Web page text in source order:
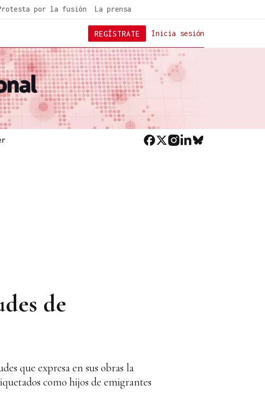
por la fusión La prensa
Inicia sesión
REGÍSTRATE
de
que expresa en sus obras la
como hijos de emigrantes